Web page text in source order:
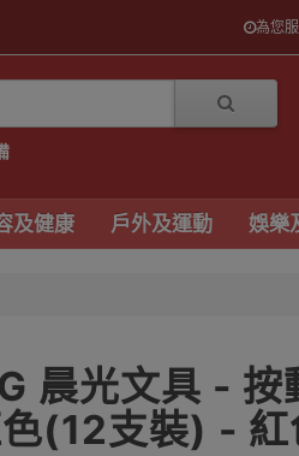
為您
及健康 戶外及運動 娛樂
晨光文具 -
(12支裝) - 紅